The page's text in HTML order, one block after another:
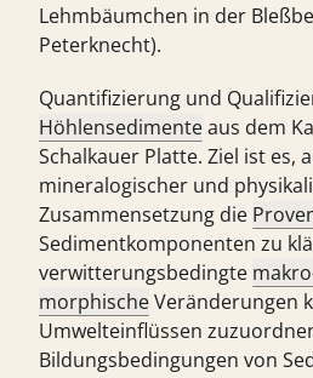
Lehmbäumchen in der
Peterknecht).
Quantifizierung und
Höhlensedimenteaus dem
Schalkauer Platte. Ziel ist es,
mineralogischer und
Zusammensetzung die
Sedimentkomponenten zu
verwitterungsbedingte
morphischeVeränderungen
Umwelteinflüssen
Bildungsbedingungen von